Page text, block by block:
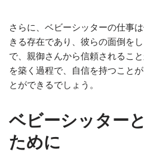
さらに、ベビーシッターの仕事
きる存在であり、彼らの面倒を
で、親御さんから信頼されるこ
を築く過程で、自信を持つこと
とができるでしょう。
ベビーシッター
ために